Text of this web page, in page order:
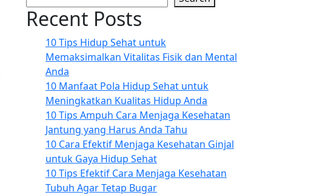
Recent Posts
10 Tips Hidup Sehat untuk
Memaksimalkan Vitalitas Fisik dan Mental
Anda
10 Manfaat Pola Hidup Sehat untuk
Meningkatkan Kualitas Hidup Anda
10 Tips Ampuh Cara Menjaga Kesehatan
Jantung yang Harus Anda Tahu
10 Cara Efektif Menjaga Kesehatan Ginjal
untuk Gaya Hidup Sehat
10 Tips Efektif Cara Menjaga Kesehatan
Tubuh Agar Tetap Bugar